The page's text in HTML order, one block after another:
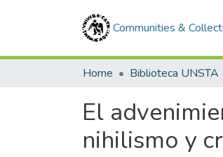
Communities &
Home Biblioteca UNSTA
El
nihilismo y